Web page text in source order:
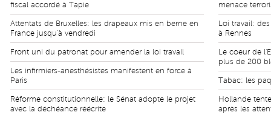
fiscal accordé à Tapie
Attentats de Bruxelles: les drapeaux mis en berne en
France jusqu'à vendredi
Front uni du patronat pour amender la loi travail
Les infirmiers-anesthésistes manifestent en force à
Paris
Réforme constitutionnelle: le Sénat adopte le projet
avec la déchéance réécrite
menace
Loi travail:
à Rennes
Le coeur de
plus de 200
Tabac: les
Hollande
après les